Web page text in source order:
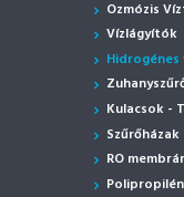
Ozmózis
Vízlágyítók
Hidrogénes
Kulacsok -
Szűrőházak
RO